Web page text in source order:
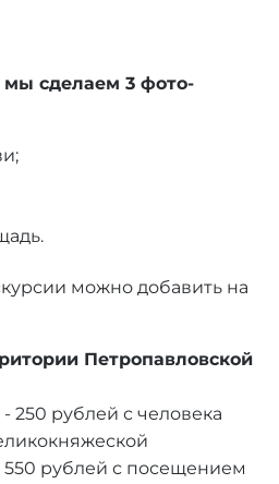
мы сделаем 3 фото-
можно добавить на
Петропавловской
250 рублей с человека
рублей с посещением